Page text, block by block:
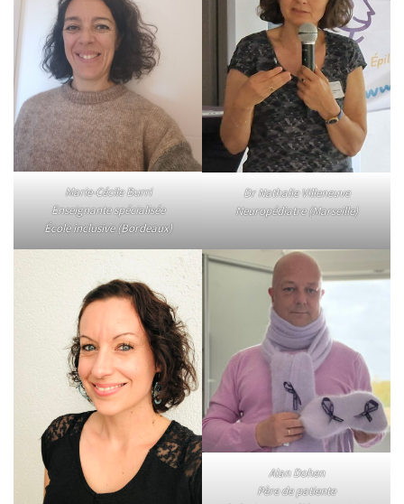
Marie-Cécile Burri
Enseignante spécialisée
École inclusive (Bordeaux)
Dr Nathalie Villeneuve
Neuropédiatre (Marseille)
Alan Dohen
Père de patiente